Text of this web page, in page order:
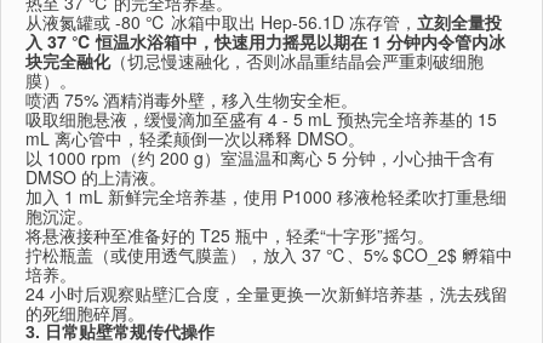
从液氮罐或 -80 ℃ 冰箱中取出 Hep-56.1D 冻存管， 立刻全量投
入 37 ℃ 恒温水浴箱中，快速用力摇晃以期在 1 分钟内令管内冰
块完全融化（切忌慢速融化，否则冰晶重结晶会严重刺破细胞
膜）。
喷洒 75% 酒精消毒外壁，移入生物安全柜。
吸取细胞悬液，缓慢滴加至盛有 4 - 5 mL 预热完全培养基的 15
mL 离心管中，轻柔颠倒一次以稀释 DMSO。
以 1000 rpm（约 200 g）室温温和离心 5 分钟，小心抽干含有
DMSO 的上清液。
加入 1 mL 新鲜完全培养基，使用 P1000 移液枪轻柔吹打重悬细
胞沉淀。
将悬液接种至准备好的 T25 瓶中，轻柔“十字形”摇匀。
拧松瓶盖（或使用透气膜盖），放入 37 ℃、5% $CO_2$ 孵箱中
培养。
24 小时后观察贴壁汇合度，全量更换一次新鲜培养基，洗去残留
的死细胞碎屑。
3. 日常贴壁常规传代操作